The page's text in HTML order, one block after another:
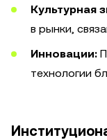
Культурная
в рынки,
Инновации:
технологии